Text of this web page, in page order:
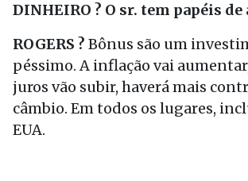
DINHEIRO ? O sr. tem papéis de
ROGERS ? Bônus são um
péssimo. A inflação vai
juros vão subir, haverá mais
câmbio. Em todos os lugares,
EUA.